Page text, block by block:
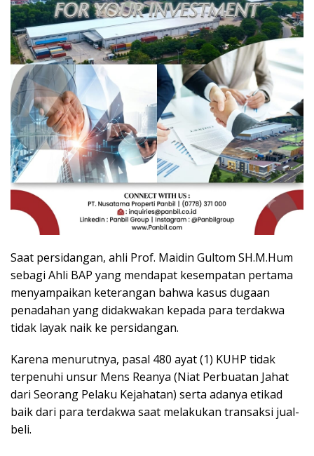
Saat persidangan, ahli Prof. Maidin Gultom SH.M.Hum
sebagi Ahli BAP yang mendapat kesempatan pertama
menyampaikan keterangan bahwa kasus dugaan
penadahan yang didakwakan kepada para terdakwa
tidak layak naik ke persidangan.
Karena menurutnya, pasal 480 ayat (1) KUHP tidak
terpenuhi unsur Mens Reanya (Niat Perbuatan Jahat
dari Seorang Pelaku Kejahatan) serta adanya etikad
baik dari para terdakwa saat melakukan transaksi jual-
beli.